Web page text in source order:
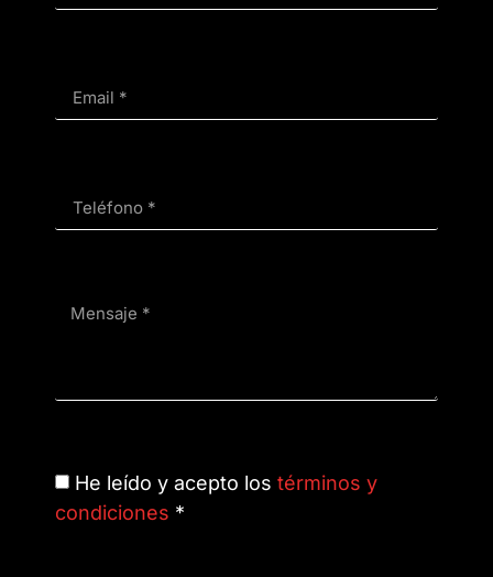
He leído y acepto los términos y
condiciones *